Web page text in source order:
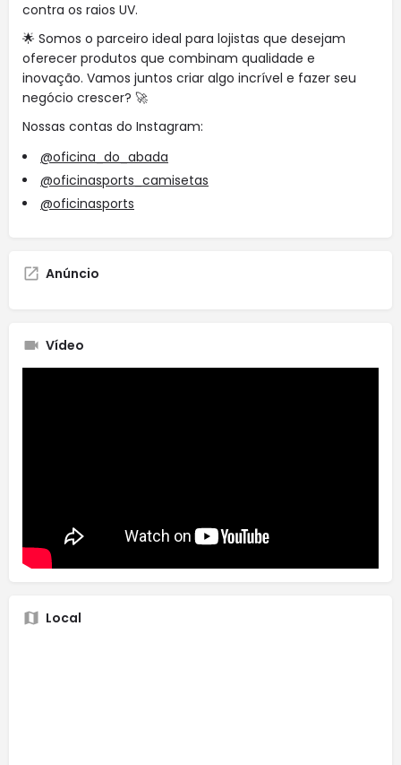
contra os raios UV.
🌟 Somos o parceiro ideal para lojistas que desejam
oferecer produtos que combinam qualidade e
inovação. Vamos juntos criar algo incrível e fazer seu
negócio crescer? 🚀
Nossas contas do Instagram:
@oficina_do_abada
@oficinasports_camisetas
@oficinasports
Anúncio
Vídeo
Local